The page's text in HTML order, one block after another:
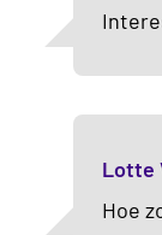
Lotte
Hoe